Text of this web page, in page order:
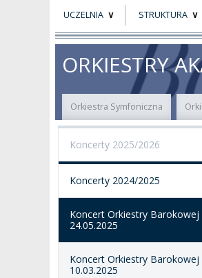
UCZELNIA
KADRA PEDAGOGICZNA
DOKTORATY HC
PROFESURY HONOROWE
EXCELLENCE IN TEACHING
STRUKTURA
ORGANY
WŁADZE
WYDZIAŁY
ZESPÓŁ
STUDIA
ORKIESTRY
Orkiestra Symfoniczna
Koncerty 2025/2026
Koncerty 2024/2025
Koncert Orkiestry
24.05.2025
Koncert Orkiestry
10.03.2025